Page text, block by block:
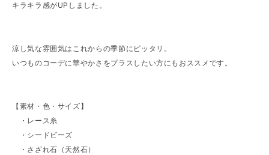
キラキラ感がUPしました。
涼し気な雰囲気はこれからの季節にピッタリ。
いつものコーデに華やかさをプラスしたい方にもおススメです。
【素材・色・サイズ】
・レース糸
・シードビーズ
・さざれ石（天然石）